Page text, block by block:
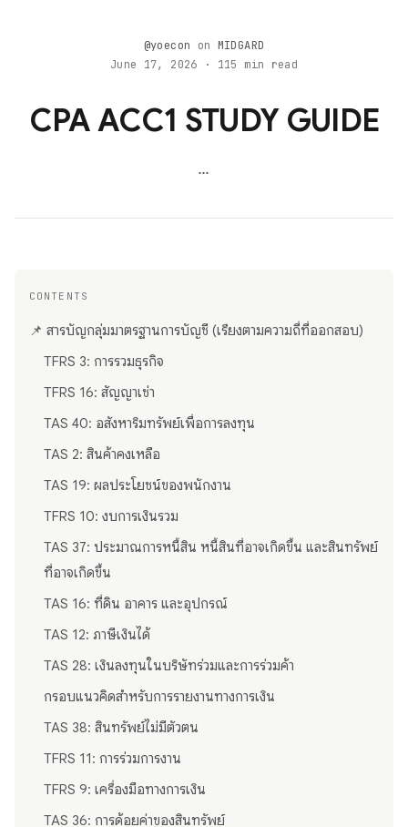
@yoecon on MIDGARD
June 17, 2026 · 115 min read
CPA ACC1 STUDY GUIDE
...
CONTENTS
📌 สารบัญกลุ่มมาตรฐานการบัญชี (เรียงตามความถี่ที่ออกสอบ)
TFRS 3: การรวมธุรกิจ
TFRS 16: สัญญาเช่า
TAS 40: อสังหาริมทรัพย์เพื่อการลงทุน
TAS 2: สินค้าคงเหลือ
TAS 19: ผลประโยชน์ของพนักงาน
TFRS 10: งบการเงินรวม
TAS 37: ประมาณการหนี้สิน หนี้สินที่อาจเกิดขึ้น และสินทรัพย์
ที่อาจเกิดขึ้น
TAS 16: ที่ดิน อาคาร และอุปกรณ์
TAS 12: ภาษีเงินได้
TAS 28: เงินลงทุนในบริษัทร่วมและการร่วมค้า
กรอบแนวคิดสำหรับการรายงานทางการเงิน
TAS 38: สินทรัพย์ไม่มีตัวตน
TFRS 11: การร่วมการงาน
TFRS 9: เครื่องมือทางการเงิน
TAS 36: การด้อยค่าของสินทรัพย์